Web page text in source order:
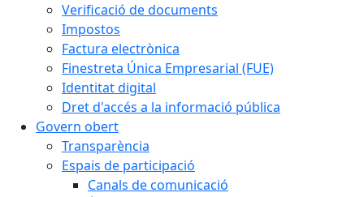
Verificació de documents
Impostos
Factura electrònica
Finestreta Única Empresarial (FUE)
Identitat digital
Dret d'accés a la informació pública
Govern obert
Transparència
Espais de participació
Canals de comunicació